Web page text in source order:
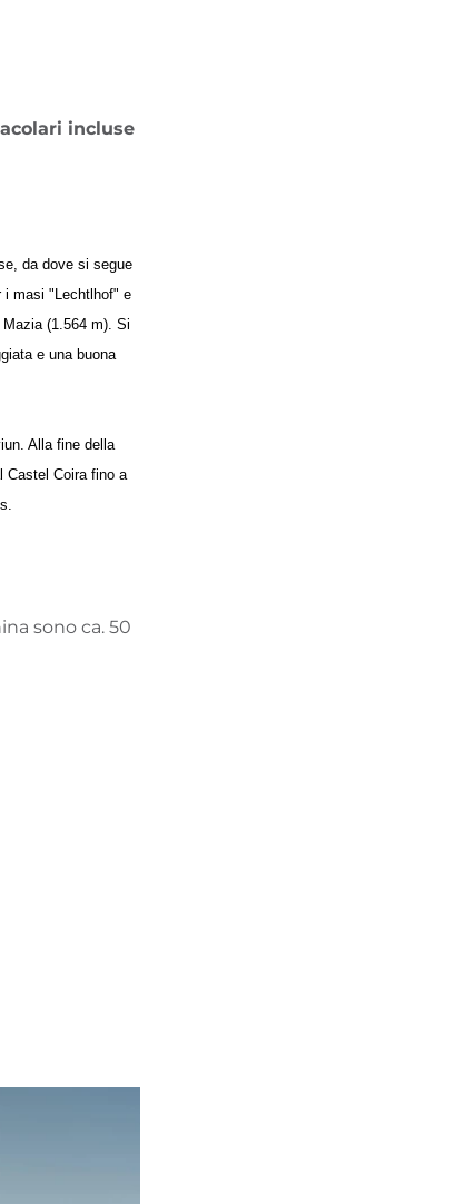
incluse
da dove si segue
i masi "Lechtlhof" e
(1.564 m). Si
e una buona
Alla fine della
Castel Coira fino a
sono ca. 50